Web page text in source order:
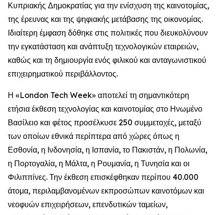
Κυπριακής Δημοκρατίας για την ενίσχυση της καινοτομίας,
της έρευνας και της ψηφιακής μετάβασης της οικονομίας.
Ιδιαίτερη έμφαση δόθηκε στις πολιτικές που διευκολύνουν
την εγκατάσταση και ανάπτυξη τεχνολογικών εταιρειών,
καθώς και τη δημιουργία ενός φιλικού και ανταγωνιστικού
επιχειρηματικού περιβάλλοντος.
Η «London Tech Week» αποτελεί τη σημαντικότερη
ετήσια έκθεση τεχνολογίας και καινοτομίας στο Ηνωμένο
Βασίλειο και φέτος προσέλκυσε 250 συμμετοχές, μεταξύ
των οποίων εθνικά περίπτερα από χώρες όπως η
Εσθονία, η Ινδονησία, η Ισπανία, το Πακιστάν, η Πολωνία,
η Πορτογαλία, η Μάλτα, η Ρουμανία, η Τυνησία και οι
Φιλιππίνες. Την έκθεση επισκέφθηκαν περίπου 40.000
άτομα, περιλαμβανομένων εκπροσώπων καινοτόμων και
νεοφυών επιχειρήσεων, επενδυτικών ταμείων,